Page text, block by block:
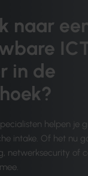
naar
in de
helpen je
intake. Of het nu
netwerksecurity of